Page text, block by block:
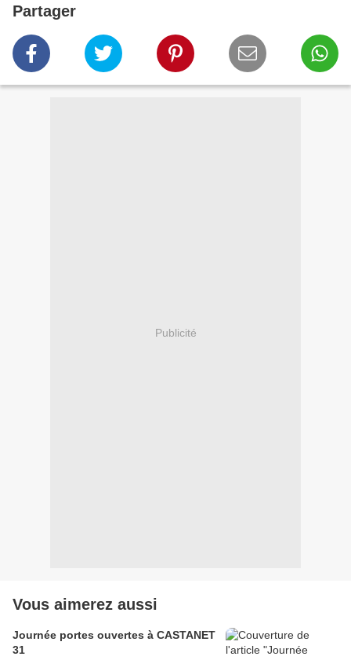
Partager
Publicité
Vous aimerez aussi
Journée portes ouvertes à CASTANET
31